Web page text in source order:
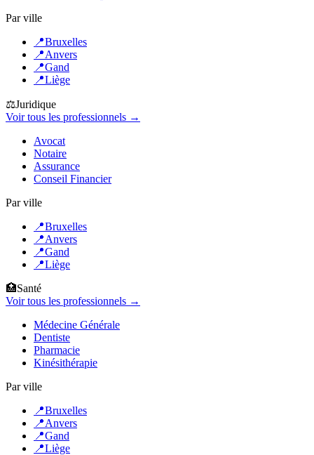
Par ville
📍Bruxelles
📍Anvers
📍Gand
📍Liège
⚖️Juridique
Voir tous les professionnels →
Avocat
Notaire
Assurance
Conseil Financier
Par ville
📍Bruxelles
📍Anvers
📍Gand
📍Liège
🏥Santé
Voir tous les professionnels →
Médecine Générale
Dentiste
Pharmacie
Kinésithérapie
Par ville
📍Bruxelles
📍Anvers
📍Gand
📍Liège